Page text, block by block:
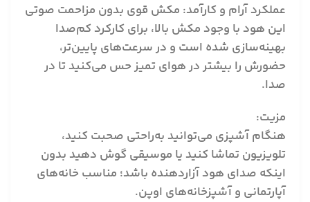
عملکرد آرام و کارآمد: مکش قوی بدون مزاحمت صوتی
این هود با وجود مکش بالا، برای کارکرد کم‌صدا
بهینه‌سازی شده است و در سرعت‌های پایین‌تر،
حضورش را بیشتر در هوای تمیز حس می‌کنید تا در
صدا.
مزیت:
هنگام آشپزی می‌توانید به‌راحتی صحبت کنید،
تلویزیون تماشا کنید یا موسیقی گوش دهید بدون
اینکه صدای هود آزاردهنده باشد؛ مناسب خانه‌های
آپارتمانی و آشپزخانه‌های اوپن.